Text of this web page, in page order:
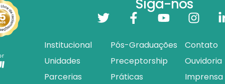
Siga-nos
Institucional
Unidades
Parcerias
Pós-Graduações
Preceptorship
Práticas
Contato
Ouvidoria
Imprensa